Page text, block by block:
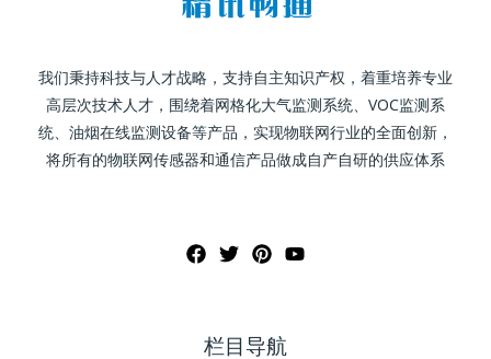
我们秉持科技与人才战略，支持自主知识产权，着重培养专业
高层次技术人才，围绕着网格化大气监测系统、VOC监测系
统、油烟在线监测设备等产品，实现物联网行业的全面创新，
将所有的物联网传感器和通信产品做成自产自研的供应体系
栏目导航